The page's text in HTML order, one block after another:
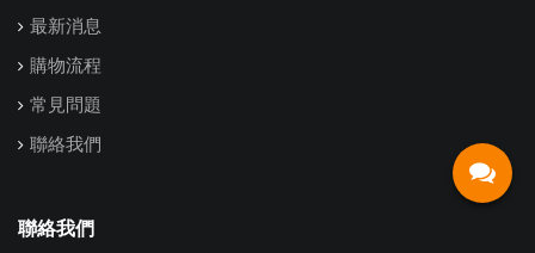
最新消息
購物流程
常見問題
聯絡我們
聯絡我們